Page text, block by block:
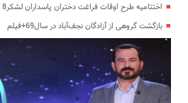
اختتامیه طرح اوقات فراغت دختران پاسداران لشکر8 در سال 78+ فیلم
بازگشت گروهی از آزادگان نجف‌آباد در سال69+فیلم